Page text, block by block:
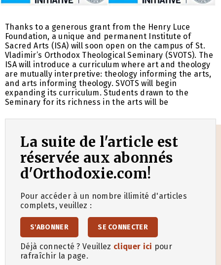
Thanks to a generous grant from the Henry Luce
Foundation, a unique and permanent Institute of
Sacred Arts (ISA) will soon open on the campus of St.
Vladimir’s Orthodox Theological Seminary (SVOTS). The
ISA will introduce a curriculum where art and theology
are mutually interpretive: theology informing the arts,
and arts informing theology. SVOTS will begin
expanding its curriculum. Students drawn to the
Seminary for its richness in the arts will be
La suite de l'article est
réservée aux abonnés
d'Orthodoxie.com!
Pour accéder à un nombre illimité d'articles
complets, veuillez :
S'ABONNER SE CONNECTER
Déjà connecté ? Veuillez cliquer ici pour
rafraîchir la page.